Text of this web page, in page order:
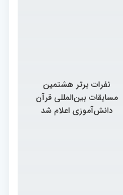
نفرات برتر هشتمین
مسابقات بین‌المللی قرآن
دانش‌آموزی اعلام شد